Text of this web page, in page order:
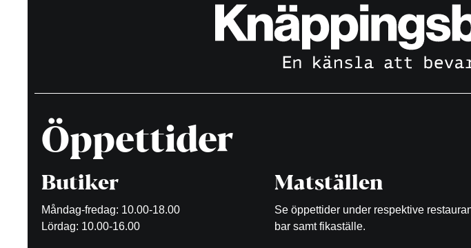
Öppettider
Butiker
Måndag-fredag: 10.00-18.00
Lördag: 10.00-16.00
Matställen
Se öppettider under respektive
bar samt fikaställe.